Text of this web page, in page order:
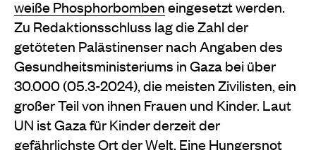
weiße Phosphorbombeneingesetzt werden.
Zu Redaktionsschluss lag die Zahl der
getöteten Palästinenser nach Angaben des
Gesundheitsministeriums in Gaza bei über
30.000 (05.3-2024), die meisten Zivilisten, ein
großer Teil von ihnen Frauen und Kinder. Laut
UN ist Gaza für Kinder derzeit der
gefährlichste Ortder Welt. Eine Hungersnot